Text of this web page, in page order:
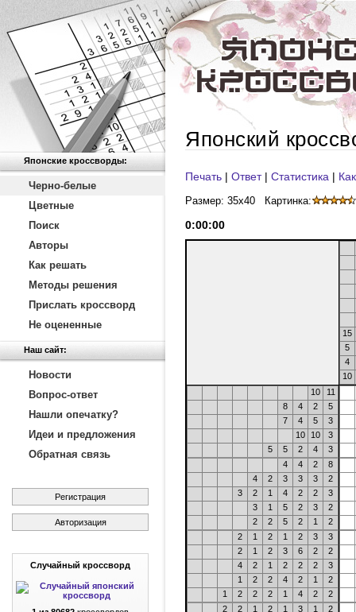
Японские кроссворды:
Черно-белые
Цветные
Поиск
Авторы
Как решать
Методы решения
Прислать кроссворд
Не оцененные
Наш сайт:
Новости
Вопрос-ответ
Нашли опечатку?
Идеи и предложения
Обратная связь
Регистрация
Авторизация
Случайный кроссворд
Японский
Печать | Ответ| Статистика |
Размер: 35x40 Картинка:
0:00:00
15
5
4
10
10
11
8
4 2
5
7
4 5
3
10
10
3
5
5 2 4
3
4
4 2
8
4
2 3 3 3
2
3
2 1 4 2 2
3
3
1 5 2 3
2
2
2 5 2 1
2
2
1 2 1 2 3
3
2
1 2 3 6 2
2
4
2 1 2 2 2
3
1
2 2 4 2 1
2
1
2 2 2 1 4 2
2
2
2 1 2 1 3 1
2